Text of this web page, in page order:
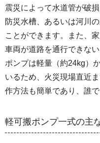
震災によって水道管が破
防災水槽、あるいは河川
ことができます。また、
車両が道路を通行できな
ポンプは軽量（約24kg）
いるため、火災現場直近
作方法も簡単であり、誰
軽可搬ポンプ一式の主